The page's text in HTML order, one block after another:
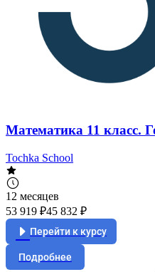
Математика 11 класс.
Tochka School
12 месяцев
53 919 ₽45 832 ₽
Перейти к курсу
Подробнее